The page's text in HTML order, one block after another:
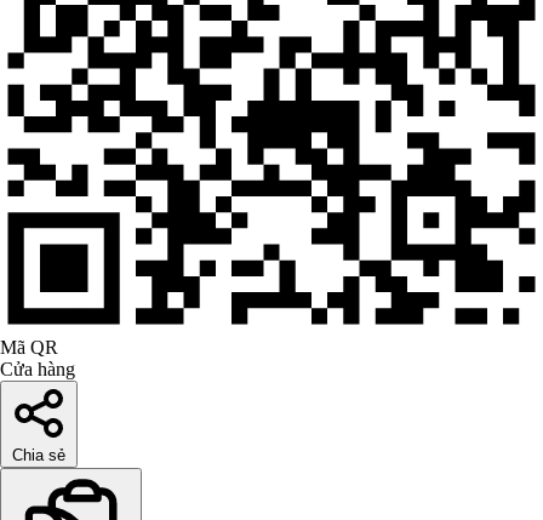
Mã QR
Cửa hàng
Chia sẻ